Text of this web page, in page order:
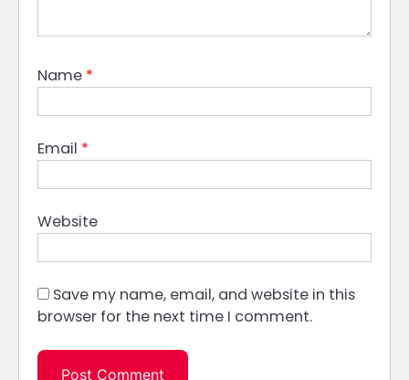
Name *
Email *
Website
Save my name, email, and website in this
browser for the next time I comment.